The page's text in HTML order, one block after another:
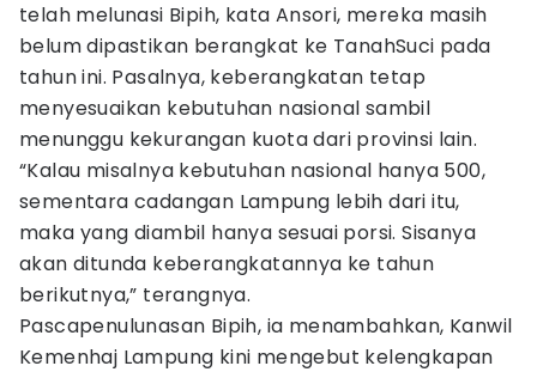
telah melunasi Bipih, kata Ansori, mereka masih
belum dipastikan berangkat ke TanahSuci pada
tahun ini. Pasalnya, keberangkatan tetap
menyesuaikan kebutuhan nasional sambil
menunggu kekurangan kuota dari provinsi lain.
“Kalau misalnya kebutuhan nasional hanya 500,
sementara cadangan Lampung lebih dari itu,
maka yang diambil hanya sesuai porsi. Sisanya
akan ditunda keberangkatannya ke tahun
berikutnya,” terangnya.
Pascapenulunasan Bipih, ia menambahkan, Kanwil
Kemenhaj Lampung kini mengebut kelengkapan